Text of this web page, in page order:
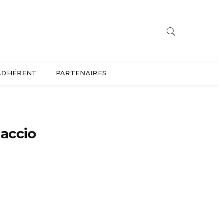
PARTENAIRES